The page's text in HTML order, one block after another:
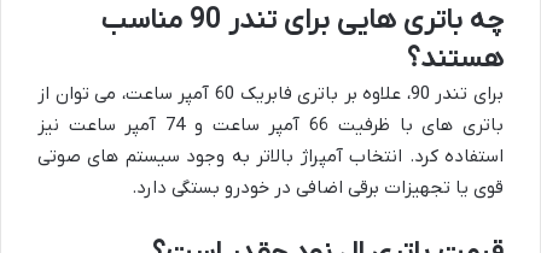
چه باتری هایی برای تندر 90 مناسب
هستند؟
برای تندر 90، علاوه بر باتری فابریک 60 آمپر ساعت، می توان از
باتری های با ظرفیت 66 آمپر ساعت و 74 آمپر ساعت نیز
استفاده کرد. انتخاب آمپراژ بالاتر به وجود سیستم های صوتی
قوی یا تجهیزات برقی اضافی در خودرو بستگی دارد.